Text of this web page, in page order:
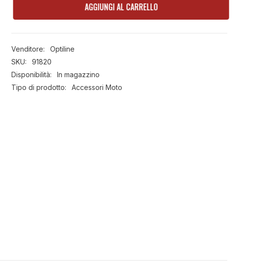
con
DuoLock
anello
integrato
iPhone
13
con
DuoLock
anello
-
iPhone
13
AGGIUNGI AL CARRELLO
Venditore:
Optiline
SKU:
91820
Disponibilità:
In magazzino
Tipo di prodotto:
Accessori Moto